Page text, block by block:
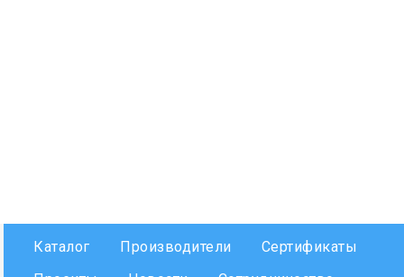
Каталог Производители
Сертификаты